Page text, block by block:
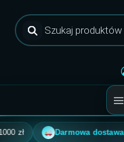
Wyszukiwarka
produktów
Darmowa dostawa: